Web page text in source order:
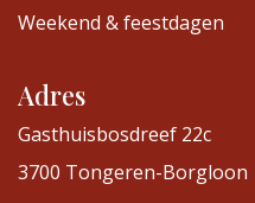
Weekend & feestdagen
Adres
Gasthuisbosdreef 22c
3700 Tongeren-Borgloon